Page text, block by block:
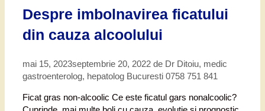
Despre imbolnavirea ficatului
din cauza alcoolului
mai 15, 2023septembrie 20, 2022 de Dr Ditoiu, medic
gastroenterolog, hepatolog Bucuresti 0758 751 841
Ficat gras non-alcoolic Ce este ficatul gars nonalcoolic?